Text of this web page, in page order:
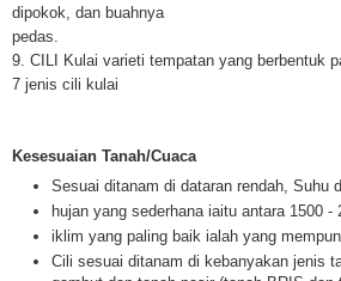
dipokok, dan buahnya
pedas.
9. CILI Kulai varieti tempatan yang berbentuk
7 jenis cili kulai
Kesesuaian Tanah/Cuaca
Sesuai ditanam di dataran rendah, Suhu
hujan yang sederhana iaitu antara 1500 -
iklim yang paling baik ialah yang
Cili sesuai ditanam di kebanyakan jenis